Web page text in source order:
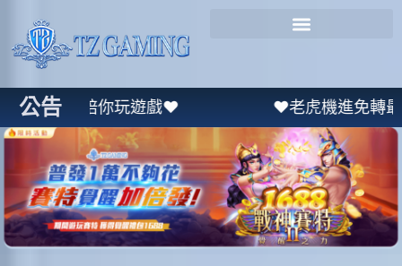
公告
你玩遊戲❤ ❤老虎機進免轉最高送